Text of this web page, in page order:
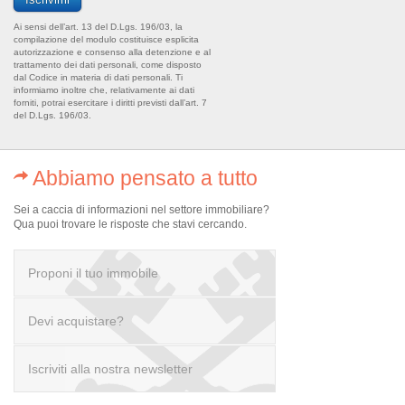
Ai sensi dell’art. 13 del D.Lgs. 196/03, la
compilazione del modulo costituisce esplicita
autorizzazione e consenso alla detenzione e al
trattamento dei dati personali, come disposto
dal Codice in materia di dati personali. Ti
informiamo inoltre che, relativamente ai dati
forniti, potrai esercitare i diritti previsti dall’art. 7
del D.Lgs. 196/03.
Abbiamo pensato a tutto
Sei a caccia di informazioni nel settore immobiliare?
Qua puoi trovare le risposte che stavi cercando.
Proponi il tuo immobile
Devi acquistare?
scrivi a info@realofficeitaly.com
Iscriviti alla nostra newsletter